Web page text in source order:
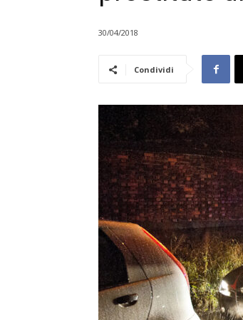
30/04/2018
Condividi